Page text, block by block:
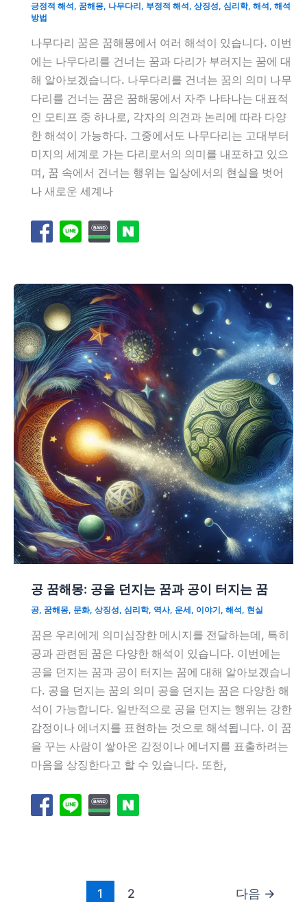
긍정적 해석, 꿈해몽, 나무다리, 부정적 해석, 상징성, 심리학, 해석, 해석
방법
나무다리 꿈은 꿈해몽에서 여러 해석이 있습니다. 이번
에는 나무다리를 건너는 꿈과 다리가 부러지는 꿈에 대
해 알아보겠습니다. 나무다리를 건너는 꿈의 의미 나무
다리를 건너는 꿈은 꿈해몽에서 자주 나타나는 대표적
인 모티프 중 하나로, 각자의 의견과 논리에 따라 다양
한 해석이 가능하다. 그중에서도 나무다리는 고대부터
미지의 세계로 가는 다리로서의 의미를 내포하고 있으
며, 꿈 속에서 건너는 행위는 일상에서의 현실을 벗어
나 새로운 세계나
공 꿈해몽: 공을 던지는 꿈과 공이 터지는 꿈
공, 꿈해몽, 문화, 상징성, 심리학, 역사, 운세 , 이야기 , 해석 , 현실
꿈은 우리에게 의미심장한 메시지를 전달하는데, 특히
공과 관련된 꿈은 다양한 해석이 있습니다. 이번에는
공을 던지는 꿈과 공이 터지는 꿈에 대해 알아보겠습니
다. 공을 던지는 꿈의 의미 공을 던지는 꿈은 다양한 해
석이 가능합니다. 일반적으로 공을 던지는 행위는 강한
감정이나 에너지를 표현하는 것으로 해석됩니다. 이 꿈
을 꾸는 사람이 쌓아온 감정이나 에너지를 표출하려는
마음을 상징한다고 할 수 있습니다. 또한,
1 2 다음 →